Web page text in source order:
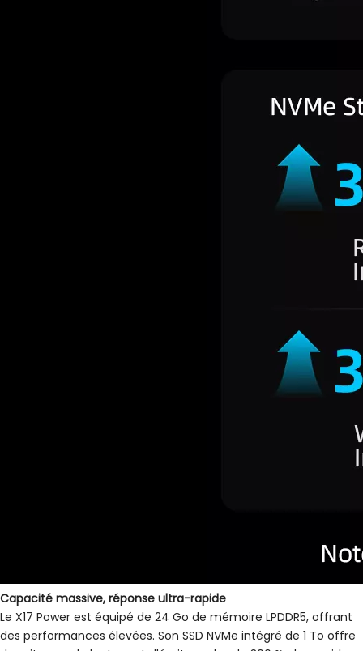
Capacité massive, réponse ultra-rapide
Le X17 Power est équipé de 24 Go de mémoire LPDDR5, offrant
des performances élevées. Son SSD NVMe intégré de 1 To offre